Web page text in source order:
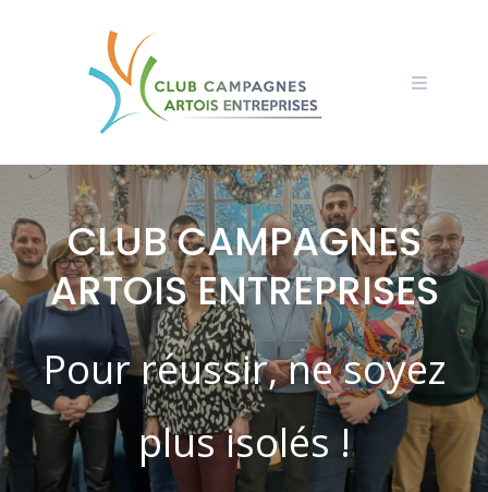
CLUB CAMPAGNES
ARTOIS ENTREPRISES
Pour réussir, ne soyez
plus isolés !